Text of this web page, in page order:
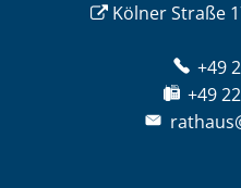
Kölner Straße
+49
+49